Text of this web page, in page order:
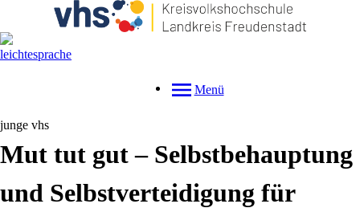
Menü
junge vhs
Mut tut gut – Selbstbehauptung
und Selbstverteidigung für